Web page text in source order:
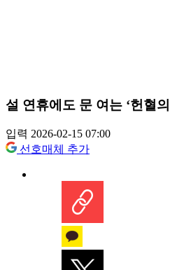
설 연휴에도 문 여는 ‘헌혈
입력 2026-02-15 07:00
선호매체 추가